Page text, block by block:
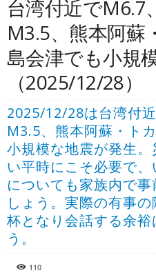
台湾付近でM6.7
M3.5、熊本阿蘇
島会津でも小規
（2025/12/28）
2025/12/28は台湾付
M3.5、熊本阿蘇・ト
小規模な地震が発生
い平時にこそ必要で
についても家族内で
しょう。実際の有事
杯となり会話する余裕
う。
110